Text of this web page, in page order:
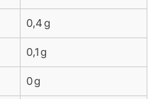
0,4 g
0,1 g
0 g